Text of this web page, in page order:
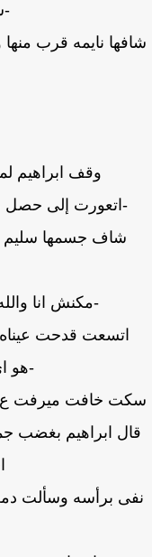
-
نايمه قرب منها
وقف ابراهيم
-اتعورت إلى حصل
شاف جسمها سليم بص
-مكنش انا
اتسعت قدحت
-هو
خافت ميرفت ع
ابراهيم بغضب
برأسه وسألت